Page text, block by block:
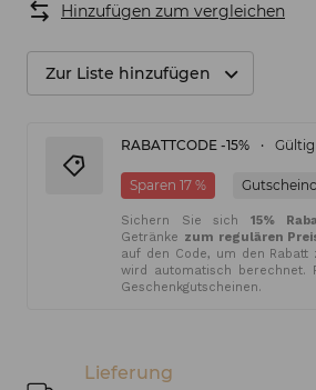
Hinzufügen zum vergleichen
Zur Liste hinzufügen
RABATTCODE -15% Gültig
Sparen 17 %
Sichern Sie sich15%
Getränke zum regulären
auf den Code, um den Rabatt
wird automatisch berechnet.
Geschenkgutscheinen.
Lieferung